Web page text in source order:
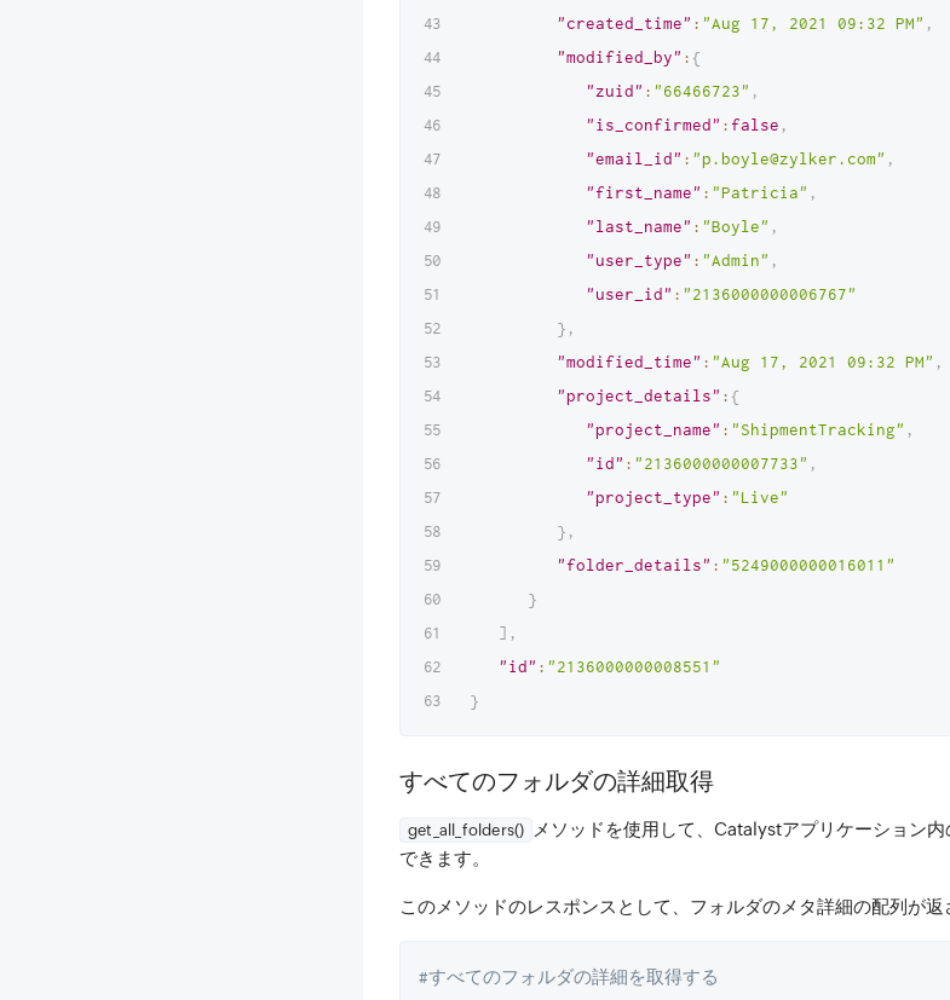
"created_time" : "Aug 17, 2021 09:32 PM" ,
"modified_by" : {
"zuid" : "66466723" ,
"is_confirmed" : false ,
"email_id" : "p.boyle@zylker.com" ,
"first_name" : "Patricia" ,
"last_name" : "Boyle" ,
"user_type" : "Admin" ,
"user_id" : "2136000000006767"
} ,
"modified_time" : "Aug 17, 2021 09:32 PM" ,
"project_details" : {
"project_name" : "ShipmentTracking" ,
"id" : "2136000000007733" ,
"project_type" : "Live"
} ,
"folder_details" : "5249000000016011"
}
] ,
"id" : "2136000000008551"
}
すべてのフォルダの詳細取得
get_all_folders()
メソッドを使用して、Catalystアプリケーション
できます。
このメソッドのレスポンスとして、フォルダのメタ詳細の配列が返
#すべてのフォルダの詳細を取得する